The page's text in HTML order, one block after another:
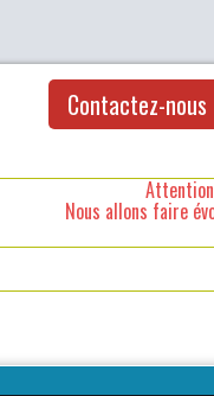
Contactez-nous
Nous allons faire